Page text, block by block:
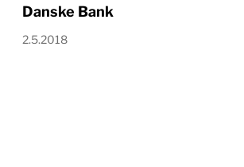
Danske Bank
2.5.2018